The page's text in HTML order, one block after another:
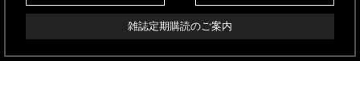
雑誌定期購読のご案内